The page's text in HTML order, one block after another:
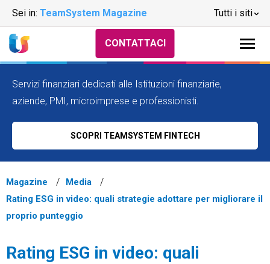
Sei in: TeamSystem Magazine Tutti i siti
CONTATTACI
Servizi finanziari dedicati alle Istituzioni finanziarie,
aziende, PMI, microimprese e professionisti.
SCOPRI TEAMSYSTEM FINTECH
Magazine
Media
Rating ESG in video: quali strategie adottare per migliorare il
proprio punteggio
Rating ESG in video: quali